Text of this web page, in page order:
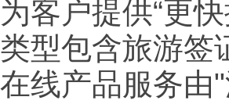
客户提供“更
型包含旅游签
线产品服务由